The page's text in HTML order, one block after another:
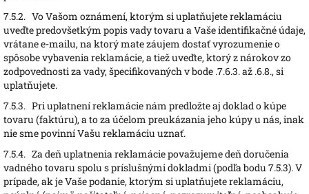
7.5.2. Vo Vašom oznámení, ktorým si uplatňujete reklamáciu
uveďte predovšetkým popis vady tovaru a Vaše identifikačné údaje,
vrátane e-mailu, na ktorý mate záujem dostať vyrozumenie o
spôsobe vybavenia reklamácie, a tiež uveďte, ktorý z nárokov zo
zodpovednosti za vady, špecifikovaných v bode .7.6.3. až .6.8., si
uplatňujete.
7.5.3. Pri uplatnení reklamácie nám predložte aj doklad o kúpe
tovaru (faktúru), a to za účelom preukázania jeho kúpy u nás, inak
nie sme povinní Vašu reklamáciu uznať.
7.5.4. Za deň uplatnenia reklamácie považujeme deň doručenia
vadného tovaru spolu s príslušnými dokladmi (podľa bodu 7.5.3). V
prípade, ak je Vaše podanie, ktorým si uplatňujete reklamáciu,